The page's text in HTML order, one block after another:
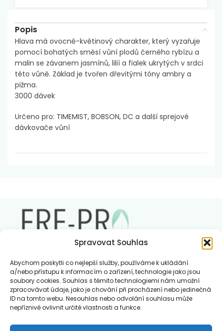
Spravovat Souhlas
Abychom poskytli co nejlepší služby, používáme k ukládání
a/nebo přístupu k informacím o zařízení, technologie jako jsou
soubory cookies. Souhlas s těmito technologiemi nám umožní
zpracovávat údaje, jako je chování při procházení nebo jedinečná
ID na tomto webu. Nesouhlas nebo odvolání souhlasu může
nepříznivě ovlivnit určité vlastnosti a funkce.
Popis
Hlava má ovocně-květinový charakter, který vyzařuje
pomocí bohatých směsí vůní plodů černého rybízu a
malin se závanem jasmínů, lilií a fialek ukrytých v srdci
této vůně. Základ je tvořen dřevitými tóny ambry a
pižma.
3000 dávek
Určeno pro: TIMEMIST, BOBSON, DC a další sprejové
dávkovače vůní
Charakteristika vůní FREPRO
Kontakt
Můj účet